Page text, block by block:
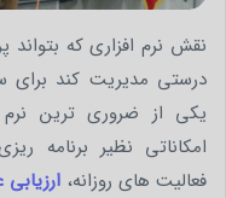
نقش نرم افزاری که
درستی مدیریت کند برای
یکی از ضروری ترین نرم
امکاناتی نظیر برنامه
فعالیت های روزانه، ارزیابی